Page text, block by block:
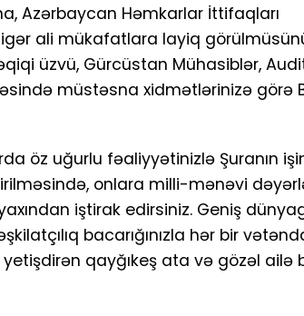
Azərbaycan Həmkarlar İttifaqları
ali mükafatlara layiq
üzvü, Gürcüstan Mühasiblər,
müstəsna xidmətlərinizə görə
öz uğurlu fəaliyyətinizlə Şuranın
onlara milli-mənəvi
iştirak edirsiniz. Geniş
bacarığınızla hər bir
qayğıkeş ata və gözəl ailə